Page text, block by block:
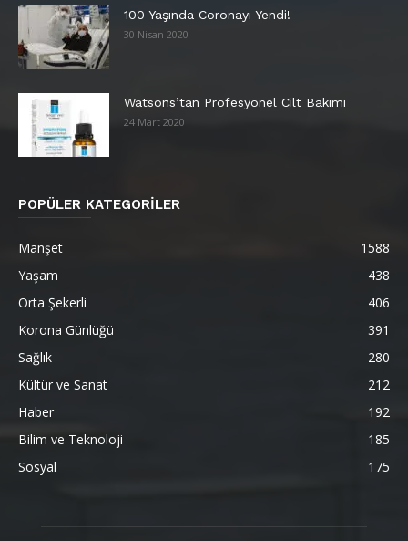
100 Yaşında Coronayı Yendi!
30 Nisan 2020
Watsons’tan Profesyonel Cilt Bakımı
24 Mart 2020
POPÜLER KATEGORİLER
Manşet
1588
Yaşam
438
Orta Şekerli
406
Korona Günlüğü
391
Sağlık
280
Kültür ve Sanat
212
Haber
192
Bilim ve Teknoloji
185
Sosyal
175